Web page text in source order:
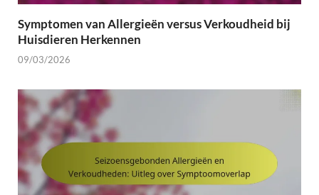
Symptomen van Allergieën versus Verkoudheid bij
Huisdieren Herkennen
09/03/2026